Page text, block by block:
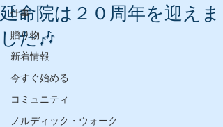
仕事
贈り物
新着情報
今すぐ始める
コミュニティ
ノルディック・ウォーク
延命院は２０周年を迎えま
した🎶